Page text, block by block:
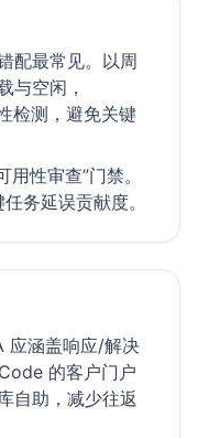
配最常见。以周
与空闲，
检测，避免关键
性审查”门禁。
务延误贡献度。
应涵盖响应/解决
的客户门户
自助，减少往返